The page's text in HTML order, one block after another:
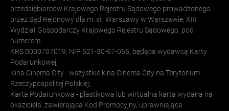
przedsiębiorców Krajowego Rejestru Sądowego prowadzonego
przez Sąd Rejonowy dla m. st. Warszawy w Warszawie, XIII
Wydział Gospodarczy Krajowego Rejestru Sądowego, pod
numerem
KRS 0000707019, NIP 521-30-97-055, będąca wydawcą Karty
Podarunkowej;
Kina Cinema City - wszystkie kina Cinema City na Terytorium
Rzeczypospolitej Polskiej;
Karta Podarunkowa - plastikowa lub wirtualna karta wydana na
okaziciela, zawierająca Kod Promocyjny, uprawniająca